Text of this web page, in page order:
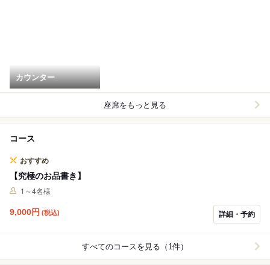
カウンター
座席をもっと見る
コース
おすすめ
【究極のお品書き】
1～4名様
9,000円 (税込) 詳細・予約
すべてのコースを見る（1件）